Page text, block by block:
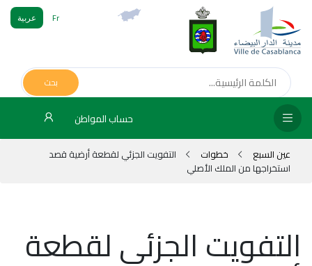
Fr عربية
بحث
حساب المواطن
عين السبع خطوات
التفويت الجزئي لقطعة أرضية قصد
استخراجها من الملك الأصلي
التفويت الجزئي لقطعة